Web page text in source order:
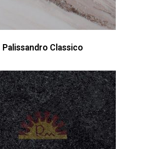
Palissandro Classico